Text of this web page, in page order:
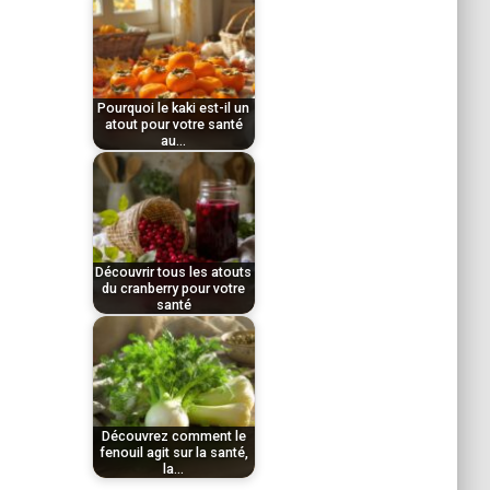
pourtant…
décembre 11, 2025Le
basilic, herbe
aromatique
emblématique de nos
cuisines, cache bien…
Tom
décembre 11, 2025Le
radis noir, légume
racine aux multiples
vertus, constitue un…
Pourquoi le kaki est-il un
atout pour votre santé
au…
par
Tom
novembre 25, 2025Le
kaki, fruit d'automne
aux saveurs sucrées,
regorge de vitamines,…
Découvrir tous les atouts
du cranberry pour votre
santé
par
Tom
Découvrez comment le
fenouil agit sur la santé,
la…